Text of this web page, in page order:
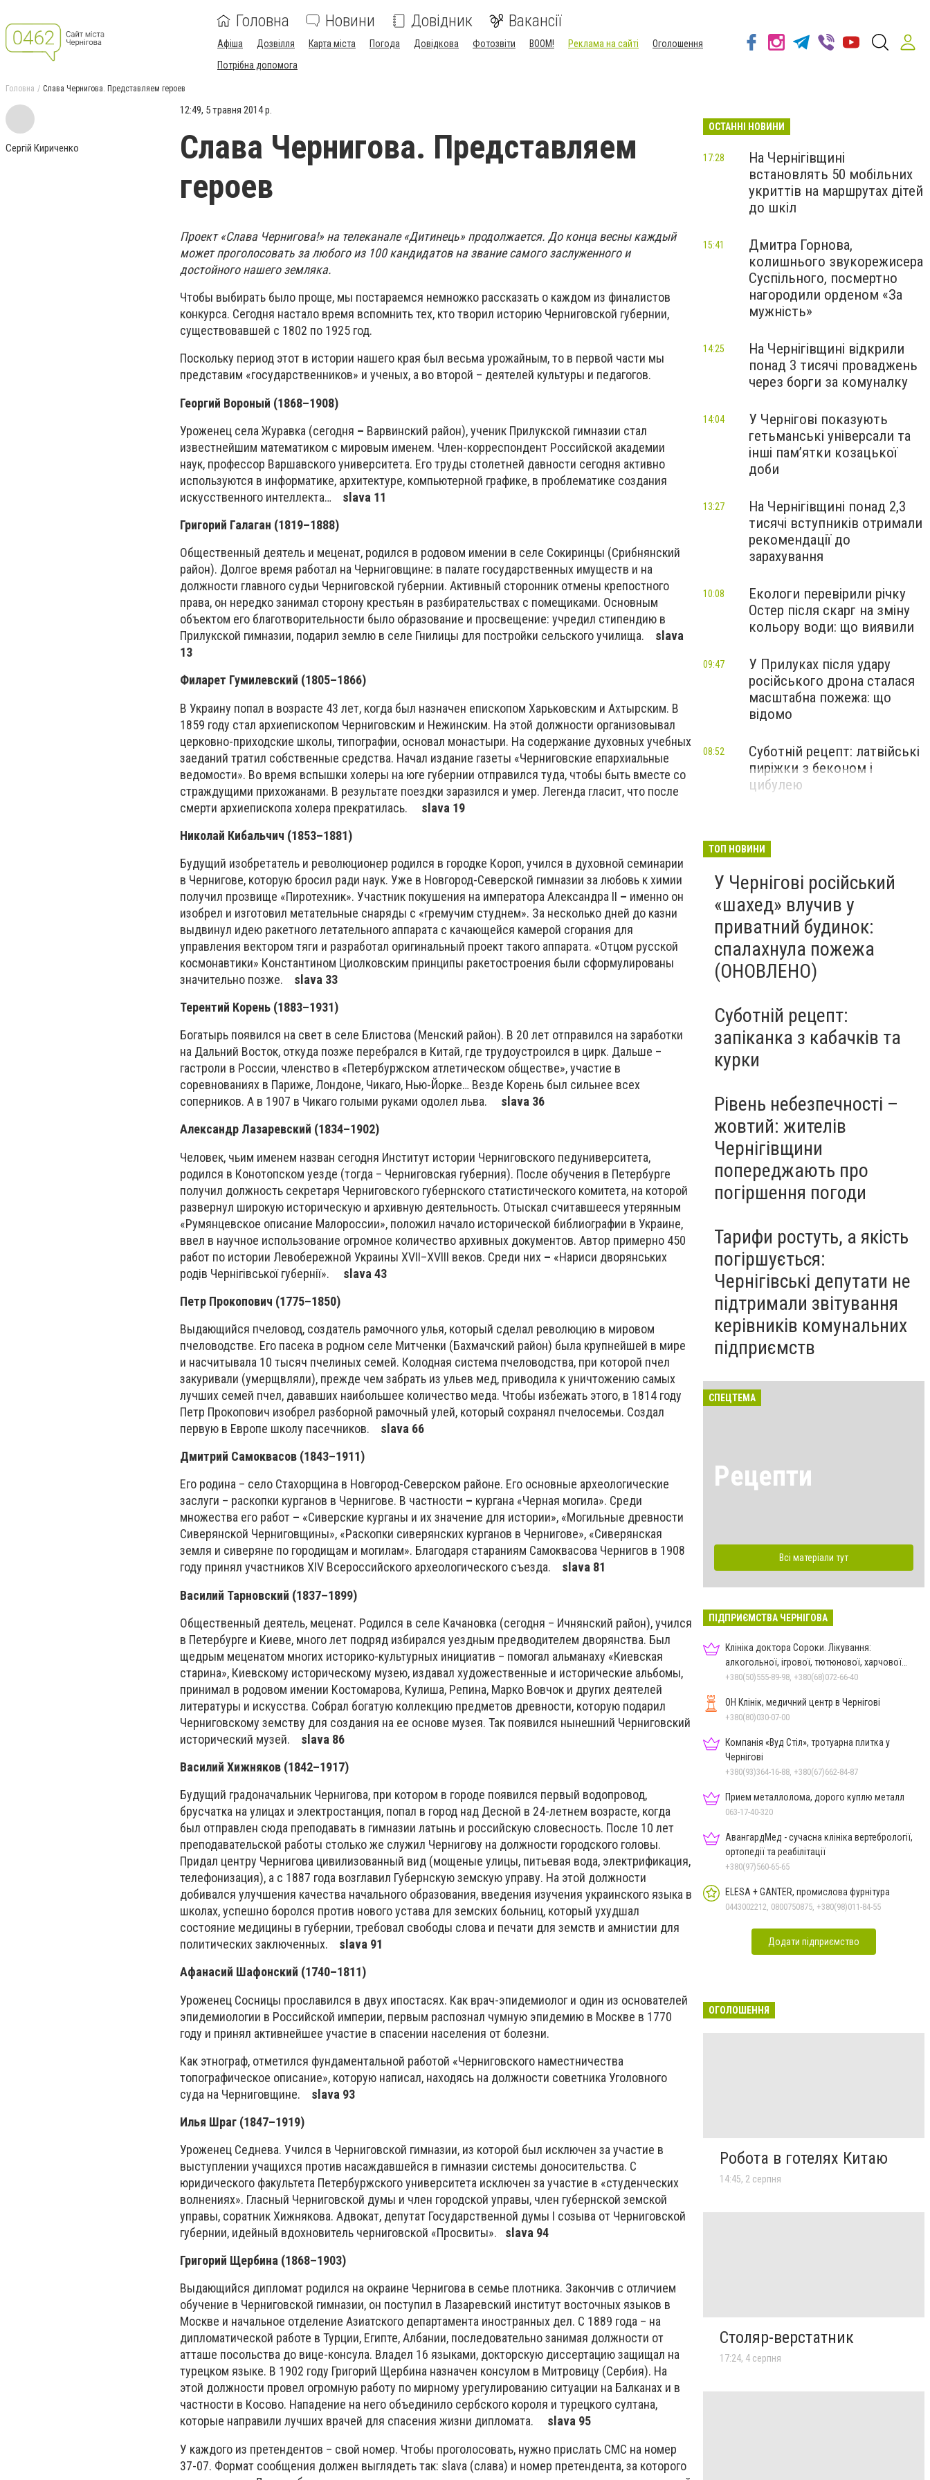
Головна Новини Довідник Вакансії
Афіша Дозвілля Карта міста Погода Довідкова Фотозвіти BOOM! Реклама на сайті
Оголошення
Потрібна допомога
Головна Слава Чернигова. Представляем героев
Сергій Кириченко
12:49, 5 травня 2014 р.
Слава Чернигова. Представляем
героев
Проект «Слава Чернигова!» на телеканале «Дитинець» продолжается. До конца весны каждый
может проголосовать за любого из 100 кандидатов на звание самого заслуженного и
достойного нашего земляка.
Чтобы выбирать было проще, мы постараемся немножко рассказать о каждом из финалистов
конкурса. Сегодня настало время вспомнить тех, кто творил историю Черниговской губернии,
существовавшей с 1802 по 1925 год.
Поскольку период этот в истории нашего края был весьма урожайным, то в первой части мы
представим «государственников» и ученых, а во второй – деятелей культуры и педагогов.
Георгий Вороный (1868–1908)
Уроженец села Журавка (сегодня – Варвинский район), ученик Прилукской гимназии стал
известнейшим математиком с мировым именем. Член-корреспондент Российской академии
наук, профессор Варшавского университета. Его труды столетней давности сегодня активно
используются в информатике, архитектуре, компьютерной графике, в проблематике создания
искусственного интеллекта… slava 11
Григорий Галаган (1819–1888)
Общественный деятель и меценат, родился в родовом имении в селе Сокиринцы (Срибнянский
район). Долгое время работал на Черниговщине: в палате государственных имуществ и на
должности главного судьи Черниговской губернии. Активный сторонник отмены крепостного
права, он нередко занимал сторону крестьян в разбирательствах с помещиками. Основным
объектом его благотворительности было образование и просвещение: учредил стипендию в
Прилукской гимназии, подарил землю в селе Гнилицы для постройки сельского училища. slava
13
Филарет Гумилевский (1805–1866)
В Украину попал в возрасте 43 лет, когда был назначен епископом Харьковским и Ахтырским. В
1859 году стал архиепископом Черниговским и Нежинским. На этой должности организовывал
церковно-приходские школы, типографии, основал монастыри. На содержание духовных учебных
заеданий тратил собственные средства. Начал издание газеты «Черниговские епархиальные
ведомости». Во время вспышки холеры на юге губернии отправился туда, чтобы быть вместе со
страждущими прихожанами. В результате поездки заразился и умер. Легенда гласит, что после
смерти архиепископа холера прекратилась. slava 19
Николай Кибальчич (1853–1881)
Будущий изобретатель и революционер родился в городке Короп, учился в духовной семинарии
в Чернигове, которую бросил ради наук. Уже в Новгород-Северской гимназии за любовь к химии
получил прозвище «Пиротехник». Участник покушения на императора Александра II – именно он
изобрел и изготовил метательные снаряды с «гремучим студнем». За несколько дней до казни
выдвинул идею ракетного летательного аппарата с качающейся камерой сгорания для
управления вектором тяги и разработал оригинальный проект такого аппарата. «Отцом русской
космонавтики» Константином Циолковским принципы ракетостроения были сформулированы
значительно позже. slava 33
Терентий Корень (1883–1931)
Богатырь появился на свет в селе Блистова (Менский район). В 20 лет отправился на заработки
на Дальний Восток, откуда позже перебрался в Китай, где трудоустроился в цирк. Дальше –
гастроли в России, членство в «Петербуржском атлетическом обществе», участие в
соревнованиях в Париже, Лондоне, Чикаго, Нью-Йорке… Везде Корень был сильнее всех
соперников. А в 1907 в Чикаго голыми руками одолел льва. slava 36
Александр Лазаревский (1834–1902)
Человек, чьим именем назван сегодня Институт истории Черниговского педуниверситета,
родился в Конотопском уезде (тогда – Черниговская губерния). После обучения в Петербурге
получил должность секретаря Черниговского губернского статистического комитета, на которой
развернул широкую историческую и архивную деятельность. Отыскал считавшееся утерянным
«Румянцевское описание Малороссии», положил начало исторической библиографии в Украине,
ввел в научное использование огромное количество архивных документов. Автор примерно 450
работ по истории Левобережной Украины XVII–XVIII веков. Среди них – «Нариси дворянських
родів Чернігівської губернії». slava 43
Петр Прокопович (1775–1850)
Выдающийся пчеловод, создатель рамочного улья, который сделал революцию в мировом
пчеловодстве. Его пасека в родном селе Митченки (Бахмачский район) была крупнейшей в мире
и насчитывала 10 тысяч пчелиных семей. Колодная система пчеловодства, при которой пчел
закуривали (умерщвляли), прежде чем забрать из ульев мед, приводила к уничтожению самых
лучших семей пчел, дававших наибольшее количество меда. Чтобы избежать этого, в 1814 году
Петр Прокопович изобрел разборной рамочный улей, который сохранял пчелосемьи. Создал
первую в Европе школу пасечников. slava 66
Дмитрий Самоквасов (1843–1911)
Его родина – село Стахорщина в Новгород-Северском районе. Его основные археологические
заслуги – раскопки курганов в Чернигове. В частности – кургана «Черная могила». Среди
множества его работ – «Сиверские курганы и их значение для истории», «Могильные древности
Сиверянской Черниговщины», «Раскопки сиверянских курганов в Чернигове», «Сиверянская
земля и сиверяне по городищам и могилам». Благодаря стараниям Самоквасова Чернигов в 1908
году принял участников XIV Всероссийского археологического съезда. slava 81
Василий Тарновский (1837–1899)
Общественный деятель, меценат. Родился в селе Качановка (сегодня – Ичнянский район), учился
в Петербурге и Киеве, много лет подряд избирался уездным предводителем дворянства. Был
щедрым меценатом многих историко-культурных инициатив – помогал альманаху «Киевская
старина», Киевскому историческому музею, издавал художественные и исторические альбомы,
принимал в родовом имении Костомарова, Кулиша, Репина, Марко Вовчок и других деятелей
литературы и искусства. Собрал богатую коллекцию предметов древности, которую подарил
Черниговскому земству для создания на ее основе музея. Так появился нынешний Черниговский
исторический музей. slava 86
Василий Хижняков (1842–1917)
Будущий градоначальник Чернигова, при котором в городе появился первый водопровод,
брусчатка на улицах и электростанция, попал в город над Десной в 24-летнем возрасте, когда
был отправлен сюда преподавать в гимназии латынь и российскую словесность. После 10 лет
преподавательской работы столько же служил Чернигову на должности городского головы.
Придал центру Чернигова цивилизованный вид (мощеные улицы, питьевая вода, электрификация,
телефонизация), а с 1887 года возглавил Губернскую земскую управу. На этой должности
добивался улучшения качества начального образования, введения изучения украинского языка в
школах, успешно боролся против нового устава для земских больниц, который ухудшал
состояние медицины в губернии, требовал свободы слова и печати для земств и амнистии для
политических заключенных. slava 91
Афанасий Шафонский (1740–1811)
Уроженец Сосницы прославился в двух ипостасях. Как врач-эпидемиолог и один из основателей
эпидемиологии в Российской империи, первым распознал чумную эпидемию в Москве в 1770
году и принял активнейшее участие в спасении населения от болезни.
Как этнограф, отметился фундаментальной работой «Черниговского наместничества
топографическое описание», которую написал, находясь на должности советника Уголовного
суда на Черниговщине. slava 93
Илья Шраг (1847–1919)
Уроженец Седнева. Учился в Черниговской гимназии, из которой был исключен за участие в
выступлении учащихся против насаждавшейся в гимназии системы доносительства. С
юридического факультета Петербуржского университета исключен за участие в «студенческих
волнениях». Гласный Черниговской думы и член городской управы, член губернской земской
управы, соратник Хижнякова. Адвокат, депутат Государственной думы I созыва от Черниговской
губернии, идейный вдохновитель черниговской «Просвиты». slava 94
Григорий Щербина (1868–1903)
Выдающийся дипломат родился на окраине Чернигова в семье плотника. Закончив с отличием
обучение в Черниговской гимназии, он поступил в Лазаревский институт восточных языков в
Москве и начальное отделение Азиатского департамента иностранных дел. С 1889 года – на
дипломатической работе в Турции, Египте, Албании, последовательно занимая должности от
атташе посольства до вице-консула. Владел 16 языками, докторскую диссертацию защищал на
турецком языке. В 1902 году Григорий Щербина назначен консулом в Митровицу (Сербия). На
этой должности провел огромную работу по мирному урегулированию ситуации на Балканах и в
частности в Косово. Нападение на него объединило сербского короля и турецкого султана,
которые направили лучших врачей для спасения жизни дипломата. slava 95
У каждого из претендентов – свой номер. Чтобы проголосовать, нужно прислать СМС на номер
37-07. Формат сообщения должен выглядеть так: slava (слава) и номер претендента, за которого
ОСТАННІ НОВИНИ
На Чернігівщині
встановлять 50 мобільних
укриттів на маршрутах дітей
до шкіл
17:28
Дмитра Горнова,
колишнього звукорежисера
Суспільного, посмертно
нагородили орденом «За
мужність»
15:41
На Чернігівщині відкрили
понад 3 тисячі проваджень
через борги за комуналку
14:25
У Чернігові показують
гетьманські універсали та
інші пам’ятки козацької
доби
14:04
На Чернігівщині понад 2,3
тисячі вступників отримали
рекомендації до
зарахування
13:27
Екологи перевірили річку
Остер після скарг на зміну
кольору води: що виявили
10:08
У Прилуках після удару
російського дрона сталася
масштабна пожежа: що
відомо
09:47
Суботній рецепт: латвійські
пиріжки з беконом і
цибулею
08:52
ТОП НОВИНИ
У Чернігові російський
«шахед» влучив у
приватний будинок:
спалахнула пожежа
(ОНОВЛЕНО)
Суботній рецепт:
запіканка з кабачків та
курки
Рівень небезпечності –
жовтий: жителів
Чернігівщини
попереджають про
погіршення погоди
Тарифи ростуть, а якість
погіршується:
Чернігівські депутати не
підтримали звітування
керівників комунальних
підприємств
СПЕЦТЕМА
Рецепти
Всі матеріали тут
ПІДПРИЄМСТВА ЧЕРНІГОВА
Клініка доктора Сороки. Лікування:
алкогольної, ігрової, тютюнової, харчової
залежностей, неврозів т
+380(50)555-89-98, +380(68)072-66-40
ОН Клінік, медичний центр в Чернігові
+380(80)030-07-00
Компанія «Вуд Стіл», тротуарна плитка у
Чернігові
+380(93)364-16-88, +380(67)662-84-87
Прием металлолома, дорого куплю металл
063-17-40-320
АвангардМед - сучасна клініка вертебрології,
ортопедії та реабілітації
+380(97)560-65-65
ELESA + GANTER, промислова фурнітура
0443002212, 0800750875, +380(98)011-84-55
Додати підприємство
ОГОЛОШЕННЯ
Робота в готелях Китаю
14:45, 2 серпня
Столяр-верстатник
17:24, 4 серпня